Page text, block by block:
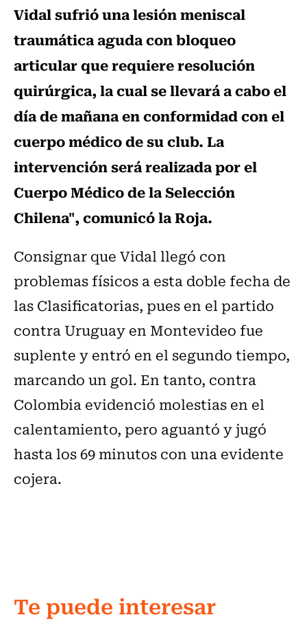
Vidal sufrió una lesión meniscal
traumática aguda con bloqueo
articular que requiere resolución
quirúrgica, la cual se llevará a cabo el
día de mañana en conformidad con el
cuerpo médico de su club. La
intervención será realizada por el
Cuerpo Médico de la Selección
Chilena", comunicó la Roja.
Consignar que Vidal llegó con
problemas físicos a esta doble fecha de
las Clasificatorias, pues en el partido
contra Uruguay en Montevideo fue
suplente y entró en el segundo tiempo,
marcando un gol. En tanto, contra
Colombia evidenció molestias en el
calentamiento, pero aguantó y jugó
hasta los 69 minutos con una evidente
cojera.
Te puede interesar